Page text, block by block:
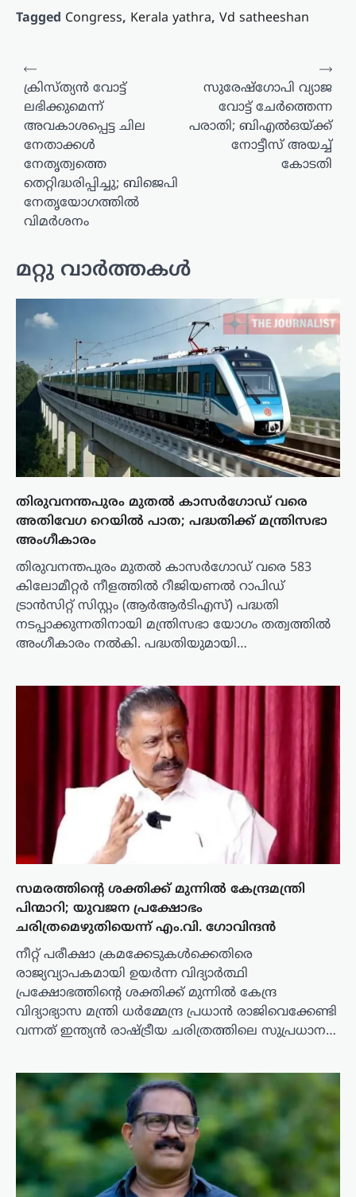
Tagged Congress, Kerala yathra, Vd satheeshan
പോസ്റ്റുകളിലൂടെ
⟵
ക്രിസ്ത്യൻ വോട്ട്
ലഭിക്കുമെന്ന്
അവകാശപ്പെട്ട ചില
നേതാക്കൾ
നേതൃത്വത്തെ
തെറ്റിദ്ധരിപ്പിച്ചു; ബിജെപി
നേതൃയോഗത്തിൽ
വിമർശനം
സുരേഷ്‌ഗോപി വ്യാജ
വോട്ട് ചേർത്തെന്ന
പരാതി; ബിഎൽഒയ്ക്ക്
നോട്ടീസ് അയച്ച്
കോടതി
⟶
മറ്റു വാർത്തകൾ
തിരുവനന്തപുരം മുതൽ കാസർഗോഡ് വരെ
അതിവേഗ റെയിൽ പാത; പദ്ധതിക്ക് മന്ത്രിസഭാ
അംഗീകാരം
തിരുവനന്തപുരം മുതൽ കാസർഗോഡ് വരെ 583
കിലോമീറ്റർ നീളത്തിൽ റീജിയണൽ റാപിഡ്
ട്രാൻസിറ്റ് സിസ്റ്റം (ആർആർടിഎസ്) പദ്ധതി
നടപ്പാക്കുന്നതിനായി മന്ത്രിസഭാ യോഗം തത്വത്തിൽ
അംഗീകാരം നൽകി. പദ്ധതിയുമായി…
സമരത്തിന്റെ ശക്തിക്ക് മുന്നിൽ കേന്ദ്രമന്ത്രി
പിന്മാറി; യുവജന പ്രക്ഷോഭം
ചരിത്രമെഴുതിയെന്ന് എം.വി. ഗോവിന്ദൻ
നീറ്റ് പരീക്ഷാ ക്രമക്കേടുകൾക്കെതിരെ
രാജ്യവ്യാപകമായി ഉയർന്ന വിദ്യാർത്ഥി
പ്രക്ഷോഭത്തിന്റെ ശക്തിക്ക് മുന്നിൽ കേന്ദ്ര
വിദ്യാഭ്യാസ മന്ത്രി ധർമ്മേന്ദ്ര പ്രധാൻ രാജിവെക്കേണ്ടി
വന്നത് ഇന്ത്യൻ രാഷ്ട്രീയ ചരിത്രത്തിലെ സുപ്രധാന…